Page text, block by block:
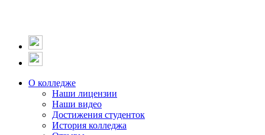
О колледже
Наши лицензии
Наши видео
Достижения студенток
История колледжа